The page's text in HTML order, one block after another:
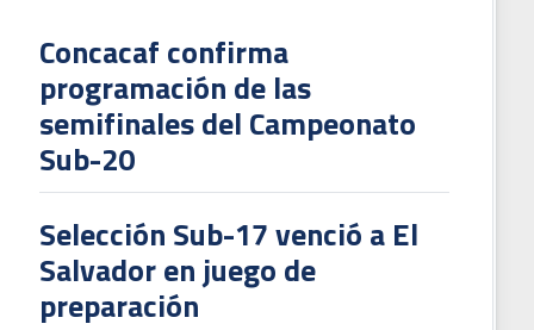
Concacaf confirma
programación de las
semifinales del Campeonato
Sub-20
Selección Sub-17 venció a El
Salvador en juego de
preparación